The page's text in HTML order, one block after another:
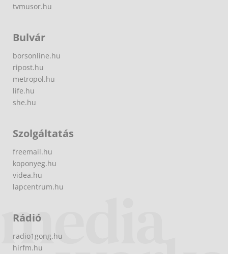
tvmusor.hu
Bulvár
borsonline.hu
ripost.hu
metropol.hu
life.hu
she.hu
Szolgáltatás
freemail.hu
koponyeg.hu
videa.hu
lapcentrum.hu
Rádió
radio1gong.hu
hirfm.hu